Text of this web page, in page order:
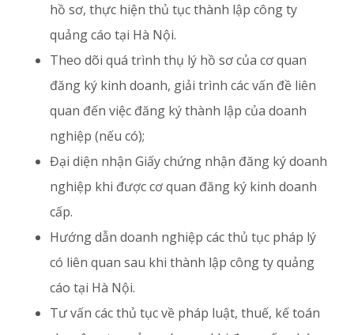
hồ sơ, thực hiện thủ tục thành lập công ty
quảng cáo tại Hà Nội.
Theo dõi quá trình thụ lý hồ sơ của cơ quan
đăng ký kinh doanh, giải trình các vấn đề liên
quan đến việc đăng ký thành lập của doanh
nghiệp (nếu có);
Đại diện nhận Giấy chứng nhận đăng ký doanh
nghiệp khi được cơ quan đăng ký kinh doanh
cấp.
Hướng dẫn doanh nghiệp các thủ tục pháp lý
có liên quan sau khi thành lập công ty quảng
cáo tại Hà Nội.
Tư vấn các thủ tục về pháp luật, thuế, kế toán